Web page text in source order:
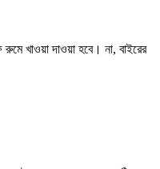
খাওয়া দাওয়া হবে। না, বাইরের